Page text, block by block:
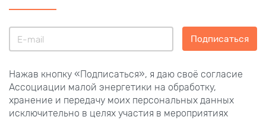
Подписаться
Нажав кнопку «Подписаться», я даю своё согласие
Ассоциации малой энергетики на обработку,
хранение и передачу моих персональных данных
исключительно в целях участия в мероприятиях